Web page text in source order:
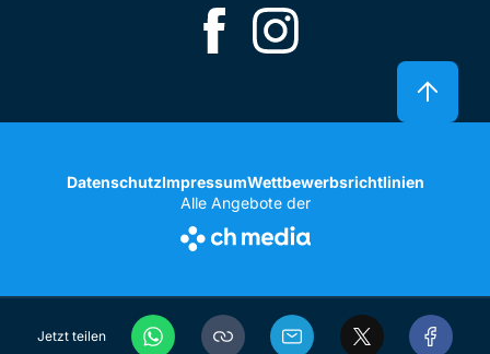
Jetzt teilen
DatenschutzImpressumWettbewerbsrichtlinien
Alle Angebote der